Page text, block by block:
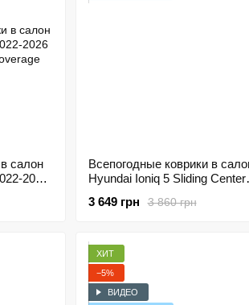
салон
2026
Всепогодные коврики в
Hyundai Ioniq 5 Sliding Center
Maximum Coverage
3 860 грн
3 649 грн
ХИТ
−5%
ВИДЕО